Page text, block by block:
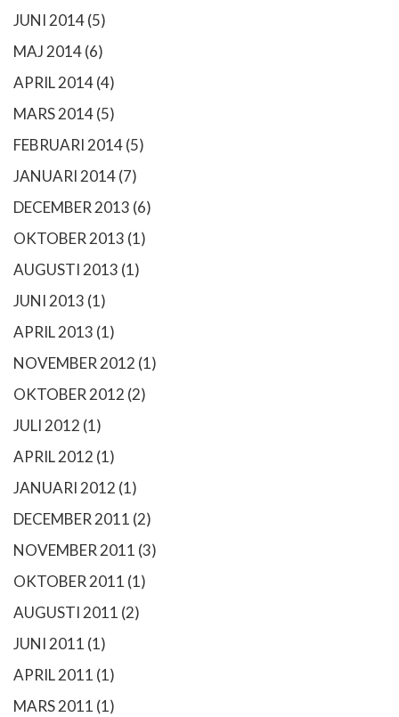
JUNI 2014(5)
MAJ 2014(6)
APRIL 2014(4)
MARS 2014(5)
FEBRUARI 2014(5)
JANUARI 2014(7)
DECEMBER 2013 (6)
OKTOBER 2013 (1)
AUGUSTI 2013 (1)
JUNI 2013 (1)
APRIL 2013 (1)
NOVEMBER 2012 (1)
OKTOBER 2012 (2)
JULI 2012 (1)
APRIL 2012 (1)
JANUARI 2012 (1)
DECEMBER 2011 (2)
NOVEMBER 2011 (3)
OKTOBER 2011 (1)
AUGUSTI 2011 (2)
JUNI 2011 (1)
APRIL 2011 (1)
MARS 2011 (1)